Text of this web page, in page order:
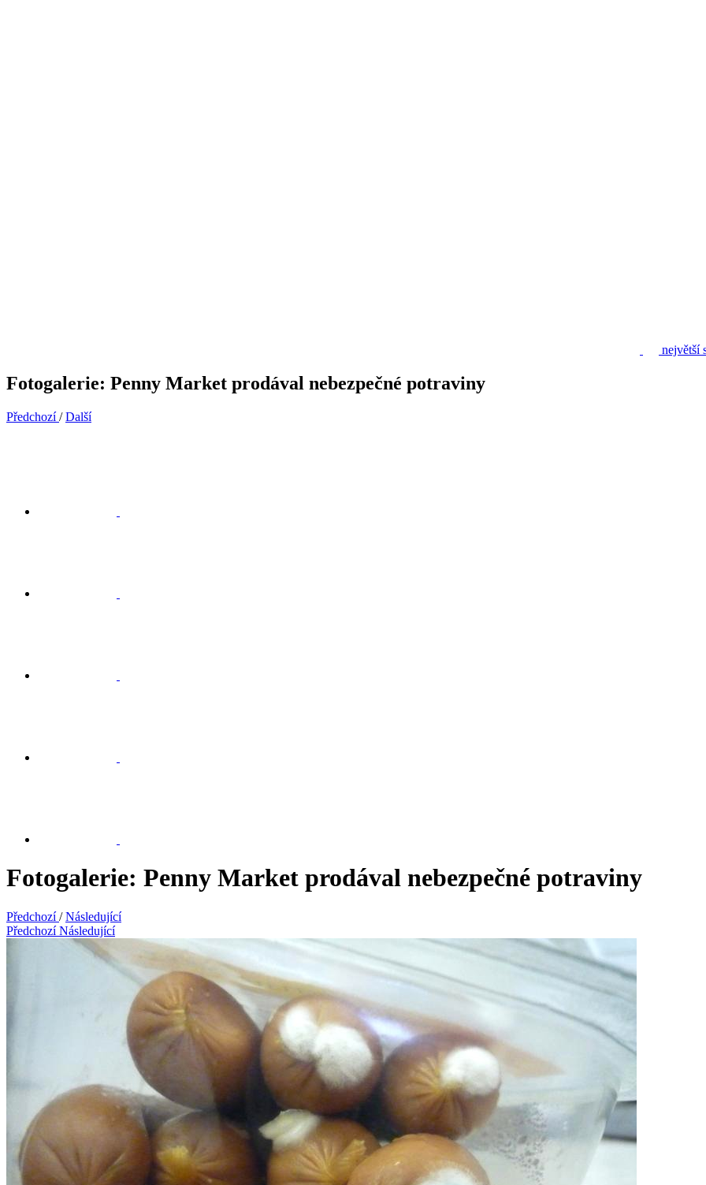
největší
Fotogalerie: Penny Market prodával nebezpečné potraviny
Předchozí / Další
Fotogalerie: Penny Market prodával nebezpečné potraviny
Předchozí / Následující
Předchozí Následující